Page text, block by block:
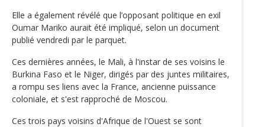
Elle a également révélé que l’opposant politique en exil
Oumar Mariko aurait été impliqué, selon un document
publié vendredi par le parquet.
Ces dernières années, le Mali, à l'instar de ses voisins le
Burkina Faso et le Niger, dirigés par des juntes militaires,
a rompu ses liens avec la France, ancienne puissance
coloniale, et s'est rapproché de Moscou.
Ces trois pays voisins d'Afrique de l'Ouest se sont